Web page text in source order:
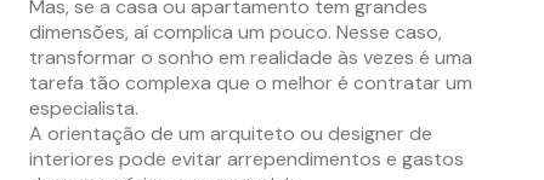
Mas, se a casa ou apartamento tem grandes
dimensões, aí complica um pouco. Nesse caso,
transformar o sonho em realidade às vezes é uma
tarefa tão complexa que o melhor é contratar um
especialista.
A orientação de um arquiteto ou designer de
interiores pode evitar arrependimentos e gastos